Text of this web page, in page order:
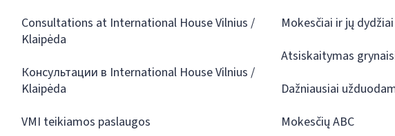
Consultations at International House Vilnius /
Klaipėda
Консультации в International House Vilnius /
Klaipėda
VMI teikiamos paslaugos
Mokesčiai ir jų dydžiai
Atsiskaitymas
Dažniausiai
Mokesčių ABC